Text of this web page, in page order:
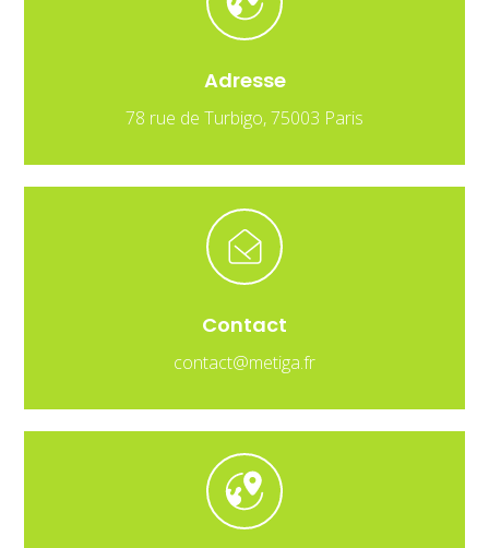
Adresse
78 rue de Turbigo, 75003 Paris
Contact
contact@metiga.fr